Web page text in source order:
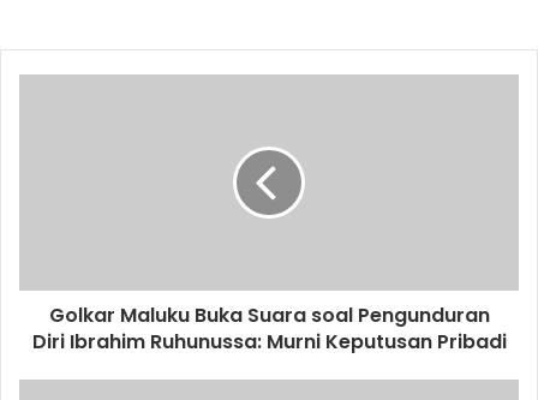
Golkar Maluku Buka Suara soal Pengunduran
Diri Ibrahim Ruhunussa: Murni Keputusan Pribadi